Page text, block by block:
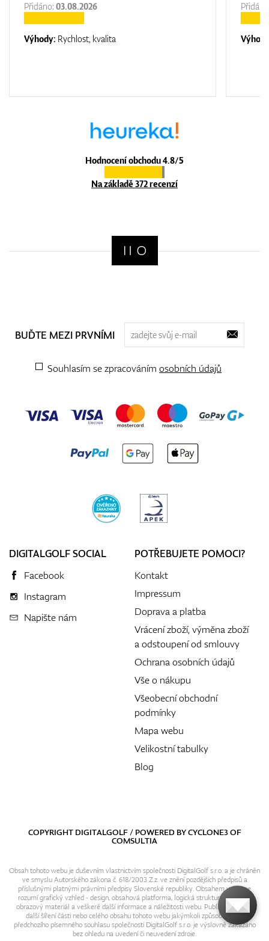
Hodnocení obchodu 4.8/5
Na základě 372 recenzí
Přidáno: 03.08.2026
Výhody: Rychlost, kvalita
BUĎTE MEZI PRVNÍMI
Souhlasím se zpracováním osobních údajů
DIGITALGOLF SOCIAL
Facebook
Instagram
Napište nám
POTŘEBUJETE POMOCI?
Kontakt
Impressum
Doprava a platba
Vrácení zboží, výměna zboží
a odstoupení od smlouvy
Ochrana osobních údajů
Vše o nákupu
Všeobecní obchodní
podmínky
Mapa webu
Velikostní tabulky
Blog
COPYRIGHT DIGITALGOLF / POWERED BYCYCLONE3OF
COMSULTIA
Obsah tohoto webu je duševním vlastnictvím společnosti DigitalGolf s.r.o. a je chráněn
ve smyslu Autorského zákona č. 618/2003 Z.z. ve znění pozdějších předpisů a
příslušnými platnými právními předpisy Slovenské republiky. Obsahem webu se
rozumí grafický vzhled - design, obsahová platforma, logická struktura, textový i
obrazový materiál a veškeré další informace a náležitosti webu. Publikování resp.
další šíření části nebo celého obsahu tohoto webu jakýmkoli způsobem bez
předchozího písemného souhlasu společnosti DigitalGolf s.r.o. je výslovně zakázáno
bez ohledu na uvedení či neuvedení zdroje.